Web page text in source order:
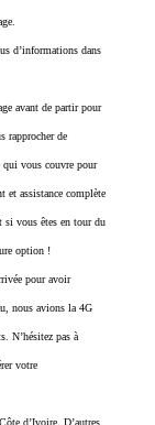
d’informations dans
avant de partir pour
rapprocher de
qui vous couvre pour
et assistance complète
vous êtes en tour du
option !
pour avoir
nous avions la 4G
N’hésitez pas à
votre
d’Ivoire. D’autres